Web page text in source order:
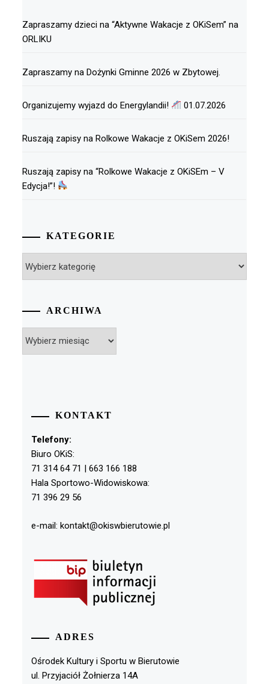
Zapraszamy dzieci na “Aktywne Wakacje z OKiSem” na
ORLIKU
Zapraszamy na Dożynki Gminne 2026 w Zbytowej.
Organizujemy wyjazd do Energylandii! 01.07.2026
Ruszają zapisy na Rolkowe Wakacje z OKiSem 2026!
Ruszają zapisy na “Rolkowe Wakacje z OKiSEm – V
Edycja!”!
KATEGORIE
ARCHIWA
KONTAKT
Telefony:
Biuro OKiS:
71 314 64 71 | 663 166 188
Hala Sportowo-Widowiskowa:
71 396 29 56
e-mail: kontakt@okiswbierutowie.pl
ADRES
Ośrodek Kultury i Sportu w Bierutowie
ul. Przyjaciół Żołnierza 14A